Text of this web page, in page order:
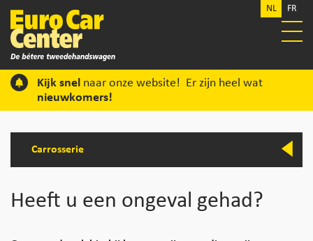
NL FR
Kijk snel naar onze website! Er zijn heel wat
nieuwkomers!
Carrosserie
Heeft u een ongeval gehad?